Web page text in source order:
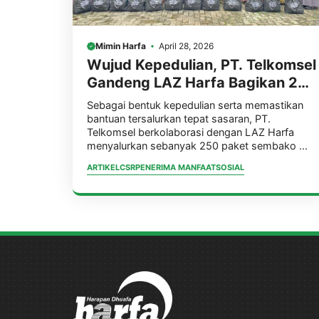
Mimin Harfa April 28, 2026
Wujud Kepedulian, PT. Telkomsel
Gandeng LAZ Harfa Bagikan 250
Paket Sembako untuk
Masyarakat di Provinsi Banten
Sebagai bentuk kepedulian serta memastikan
bantuan tersalurkan tepat sasaran, PT.
Telkomsel berkolaborasi dengan LAZ Harfa
menyalurkan sebanyak 250 paket sembako ...
ARTIKELCSRPENERIMA MANFAATSOSIAL